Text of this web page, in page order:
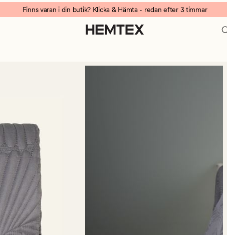
Finns varan i din butik? Klicka & Hämta - redan efter 3 timmar